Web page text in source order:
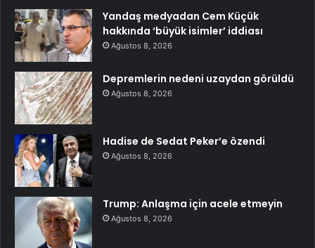
Yandaş medyadan Cem Küçük
hakkında ‘büyük isimler’ iddiası
Ağustos 8, 2026
Depremlerin nedeni uzaydan görüldü
Ağustos 8, 2026
Hadise de Sedat Peker’e özendi
Ağustos 8, 2026
Trump: Anlaşma için acele etmeyin
Ağustos 8, 2026